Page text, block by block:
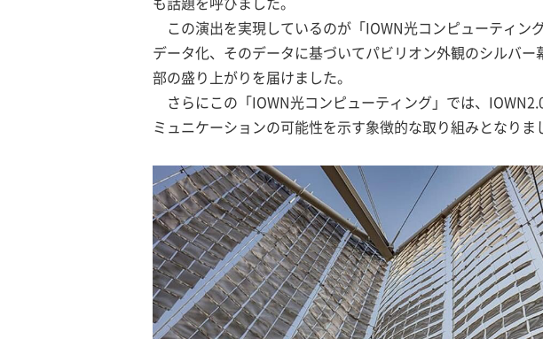
この演出を実現しているのが「IOWN光コンピューティン
データ化、そのデータに基づいてパビリオン外観のシルバ
部の盛り上がりを届けました。
さらにこの「IOWN光コンピューティング」では、
ミュニケーションの可能性を示す象徴的な取り組みとなりま